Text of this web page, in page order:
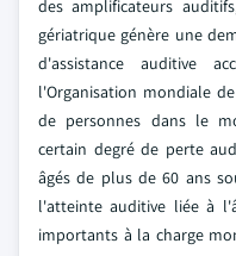
des amplificateurs
gériatrique génère une
d'assistance auditive
l'Organisation mondiale
de personnes dans le
certain degré de perte
âgés de plus de 60 ans
l'atteinte auditive liée à
importants à la charge